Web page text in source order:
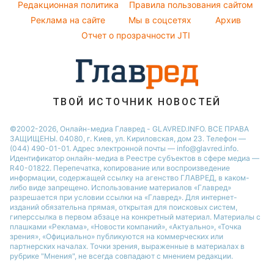
Кейт Миддлтон
Алла Пугачева
Погода на завтра
Пылевая буря
Редакционная политика
Правила пользования сайтом
Реклама на сайте
Мы в соцсетях
Архив
Отчет о прозрачности JTI
ТВОЙ ИСТОЧНИК НОВОСТЕЙ
©2002-2026, Онлайн-медиа Главред - GLAVRED.INFO. ВСЕ ПРАВА
ЗАЩИЩЕНЫ. 04080, г. Киев, ул. Кириловская, дом 23. Телефон —
(044) 490-01-01. Адрес электронной почты — info@glavred.info.
Идентификатор онлайн-медиа в Реестре cубъектов в сфере медиа —
R40-01822. Перепечатка, копирование или воспроизведение
информации, содержащей ссылку на агенство ГЛАВРЕД, в каком-
либо виде запрещено. Использование материалов «Главред»
разрешается при условии ссылки на «Главред». Для интернет-
изданий обязательна прямая, открытая для поисковых систем,
гиперссылка в первом абзаце на конкретный материал. Материалы с
плашками «Реклама», «Новости компаний», «Актуально», «Точка
зрения», «Официально» публикуются на коммерческих или
партнерских началах. Точки зрения, выраженные в материалах в
рубрике "Мнения", не всегда совпадают с мнением редакции.